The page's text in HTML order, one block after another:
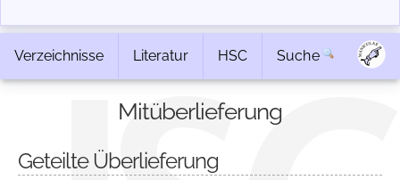
Verzeichnisse Literatur HSC Suche
Mitüberlieferung
Geteilte Überlieferung